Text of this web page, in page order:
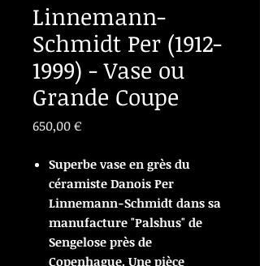
Linnemann-
Schmidt Per (1912-
1999) - Vase ou
Grande Coupe
650,00 €Prix
Superbe vase en grès du
céramiste Danois Per
Linnemann-Schmidt dans sa
manufacture "Palshus" de
Sengelose près de
Copenhague. Une pièce